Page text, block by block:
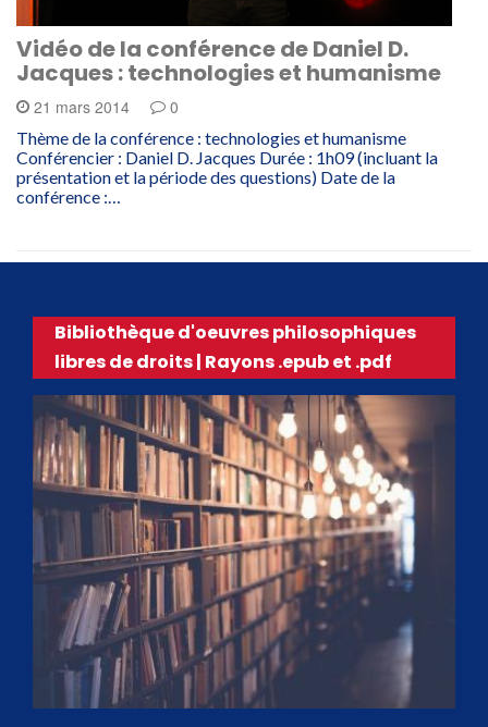
Vidéo de la conférence de Daniel D.
Jacques : technologies et humanisme
21 mars 2014 0
Thème de la conférence : technologies et humanisme
Conférencier : Daniel D. Jacques Durée : 1h09 (incluant la
présentation et la période des questions) Date de la
conférence :…
Bibliothèque d'oeuvres philosophiques
libres de droits | Rayons .epub et .pdf